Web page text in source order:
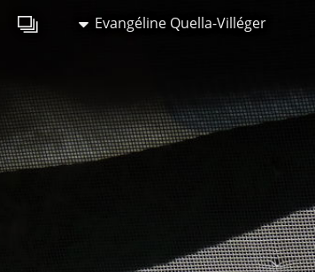
Evangéline Quella-Villéger